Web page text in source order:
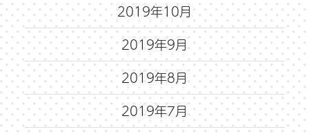
2019年10月
2019年9月
2019年8月
2019年7月